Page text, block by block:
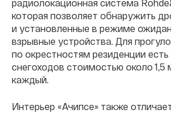
радиолокационная система
которая позволяет обнаружить
и установленные в режиме
взрывные устройства. Для
по окрестностям резиденции есть
снегоходов стоимостью около 1,5
каждый.
Интерьер «Ачипсе» также